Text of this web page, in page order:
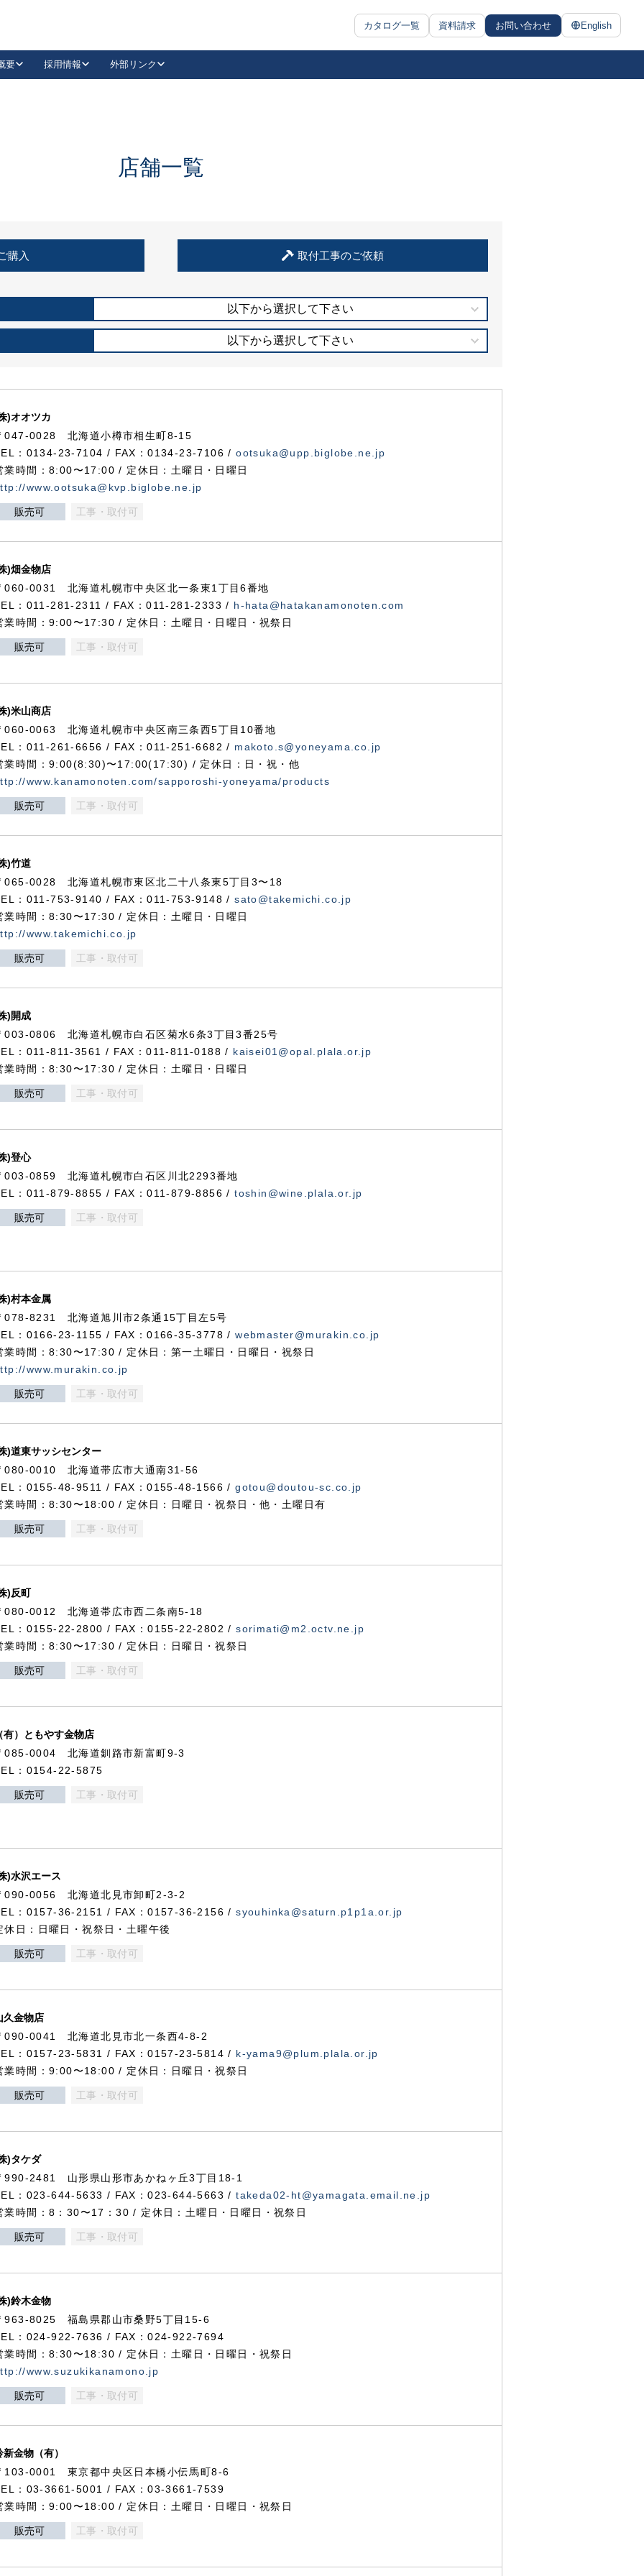
カタログ一覧 資料請求 お問い合わせ English
抗ウイルス・抗菌製品
要 採用情報 外部リンク
LinkedIn
住宅使用部材標準化推進協議会
店舗一覧
購入 取付工事のご依頼
以下から選択して下さい
以下から選択して下さい
)オオツカ
047-0028 北海道小樽市相生町8-15
：0134-23-7104 / FAX：0134-23-7106 /ootsuka@upp.biglobe.ne.jp
業時間：8:00〜17:00 / 定休日：土曜日・日曜日
www.ootsuka@kvp.biglobe.ne.jp
販売可 工事・取付可
)畑金物店
060-0031 北海道札幌市中央区北一条東1丁目6番地
：011-281-2311 / FAX：011-281-2333 / h-hata@hatakanamonoten.com
業時間：9:00〜17:30 / 定休日：土曜日・日曜日・祝祭日
販売可 工事・取付可
)米山商店
060-0063 北海道札幌市中央区南三条西5丁目10番地
：011-261-6656 / FAX：011-251-6682 / makoto.s@yoneyama.co.jp
業時間：9:00(8:30)〜17:00(17:30) / 定休日：日・祝・他
www.kanamonoten.com/sapporoshi-yoneyama/products
販売可 工事・取付可
)竹道
065-0028 北海道札幌市東区北二十八条東5丁目3〜18
：011-753-9140 / FAX：011-753-9148 /sato@takemichi.co.jp
業時間：8:30〜17:30 / 定休日：土曜日・日曜日
www.takemichi.co.jp
販売可 工事・取付可
)開成
003-0806 北海道札幌市白石区菊水6条3丁目3番25号
：011-811-3561 / FAX：011-811-0188 / kaisei01@opal.plala.or.jp
業時間：8:30〜17:30 / 定休日：土曜日・日曜日
販売可 工事・取付可
)登心
003-0859 北海道札幌市白石区川北2293番地
：011-879-8855 / FAX：011-879-8856 /toshin@wine.plala.or.jp
販売可 工事・取付可
)村本金属
078-8231 北海道旭川市2条通15丁目左5号
：0166-23-1155 / FAX：0166-35-3778 /webmaster@murakin.co.jp
業時間：8:30〜17:30 / 定休日：第一土曜日・日曜日・祝祭日
www.murakin.co.jp
販売可 工事・取付可
)道東サッシセンター
080-0010 北海道帯広市大通南31-56
：0155-48-9511 / FAX：0155-48-1566 /gotou@doutou-sc.co.jp
業時間：8:30〜18:00 / 定休日：日曜日・祝祭日・他・土曜日有
販売可 工事・取付可
)反町
080-0012 北海道帯広市西二条南5-18
：0155-22-2800 / FAX：0155-22-2802 /sorimati@m2.octv.ne.jp
業時間：8:30〜17:30 / 定休日：日曜日・祝祭日
販売可 工事・取付可
有）ともやす金物店
085-0004 北海道釧路市新富町9-3
：0154-22-5875
販売可 工事・取付可
)水沢エース
090-0056 北海道北見市卸町2-3-2
：0157-36-2151 / FAX：0157-36-2156 /syouhinka@saturn.p1p1a.or.jp
休日：日曜日・祝祭日・土曜午後
販売可 工事・取付可
久金物店
090-0041 北海道北見市北一条西4-8-2
：0157-23-5831 / FAX：0157-23-5814 / k-yama9@plum.plala.or.jp
業時間：9:00〜18:00 / 定休日：日曜日・祝祭日
販売可 工事・取付可
)タケダ
990-2481 山形県山形市あかねヶ丘3丁目18-1
：023-644-5633 / FAX：023-644-5663 /takeda02-ht@yamagata.email.ne.jp
業時間：8：30〜17：30 / 定休日：土曜日・日曜日・祝祭日
販売可 工事・取付可
)鈴木金物
963-8025 福島県郡山市桑野5丁目15-6
：024-922-7636 / FAX：024-922-7694
業時間：8:30〜18:30 / 定休日：土曜日・日曜日・祝祭日
www.suzukikanamono.jp
販売可 工事・取付可
新金物（有）
103-0001 東京都中央区日本橋小伝馬町8-6
：03-3661-5001 / FAX：03-3661-7539
業時間：9:00〜18:00 / 定休日：土曜日・日曜日・祝祭日
販売可 工事・取付可